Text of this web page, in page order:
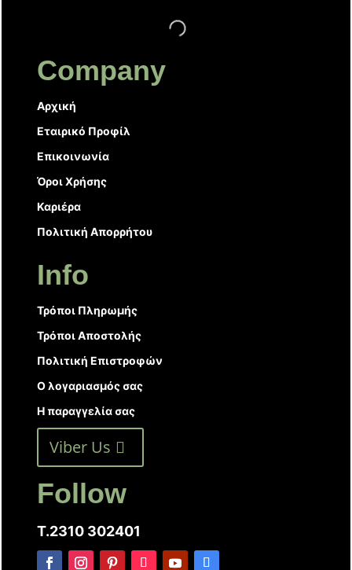
Company
Αρχική
Εταιρικό Προφίλ
Επικοινωνία
Όροι Χρήσης
Καριέρα
Πολιτική Απορρήτου
Info
Τρόποι Πληρωμής
Τρόποι Αποστολής
Πολιτική Επιστροφών
Ο λογαριασμός σας
Η παραγγελία σας
Viber Us
Follow
T.2310 302401